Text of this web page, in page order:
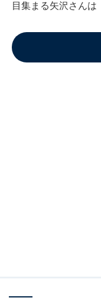
目集まる矢沢さん